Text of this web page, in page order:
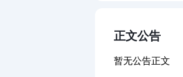
正文公告
暂无公告正文